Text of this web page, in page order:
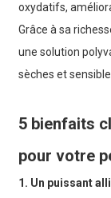
oxydatifs,
Grâce à sa
une solution
sèches et
5 bienfaits
pour votre
1. Un puissant